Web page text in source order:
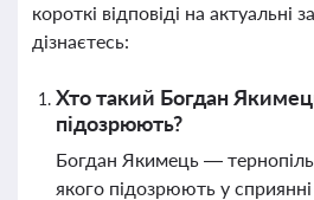
короткі відповіді на актуальні
дізнаєтесь:
Хто такий Богдан
підозрюють?
Богдан Якимець —
якого підозрюють у